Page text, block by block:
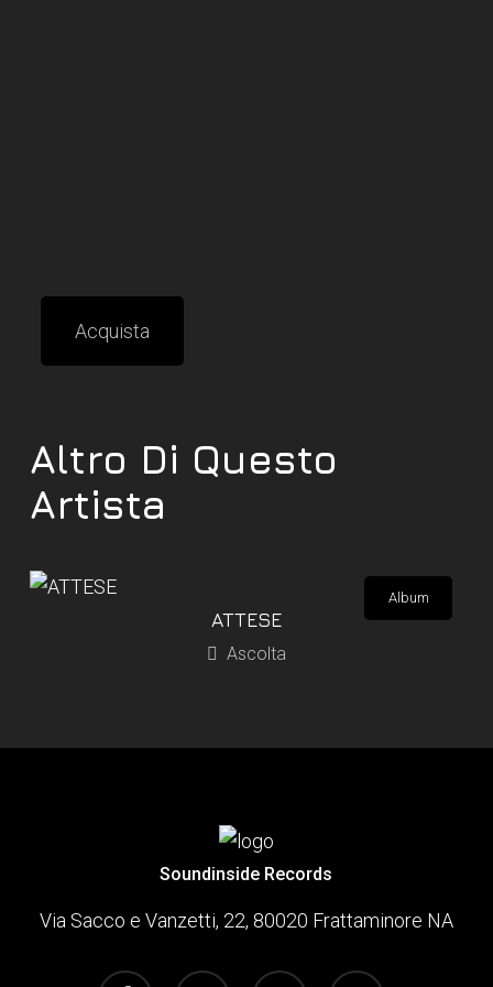
Acquista
Altro Di Questo
Artista
Album
ATTESE
Ascolta
Soundinside Records
Via Sacco e Vanzetti, 22, 80020 Frattaminore NA
facebook youtube instagram spotify